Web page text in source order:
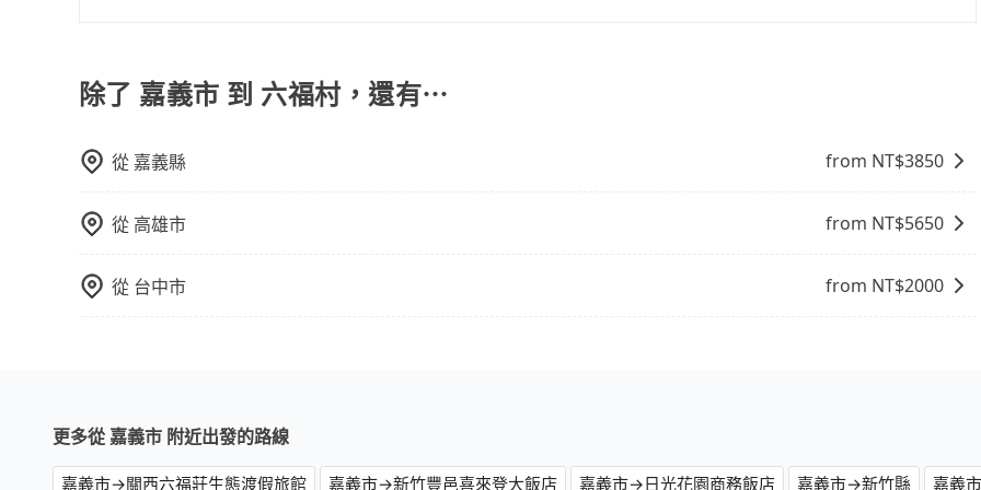
議。此外，是否需要給司機紅包或小費，則可以由您自行決定。不過，建議可事先詢問司機是否接受。」
除了 嘉義市 到 六福村，還有⋯
從 嘉義縣 from NT$3850
從 高雄市 from NT$5650
從 台中市 from NT$2000
更多從 嘉義市 附近出發的路線
嘉義市→關西六福莊生態渡假旅館 嘉義市→新竹豐邑喜來登大飯店 嘉義市→日光花園商務飯店 嘉義市→新竹縣 嘉義